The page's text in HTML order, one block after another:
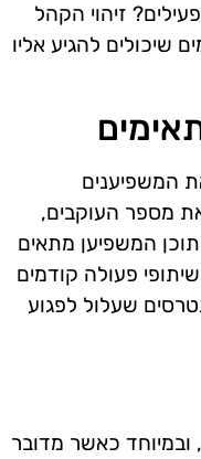
זיהוי הקהל
שיכולים להגיע אליו
המשפיענים
מספר העוקבים,
המשפיען מתאים
פעולה קודמים
שעלול לפגוע
ובמיוחד כאשר מדובר